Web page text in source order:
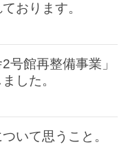
おります。
号館再整備事業」
した。
いて思うこと。